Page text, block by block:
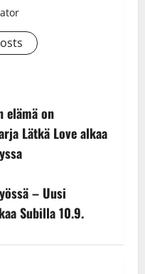
elämä on
Lätkä Love alkaa
– Uusi
Subilla 10.9.